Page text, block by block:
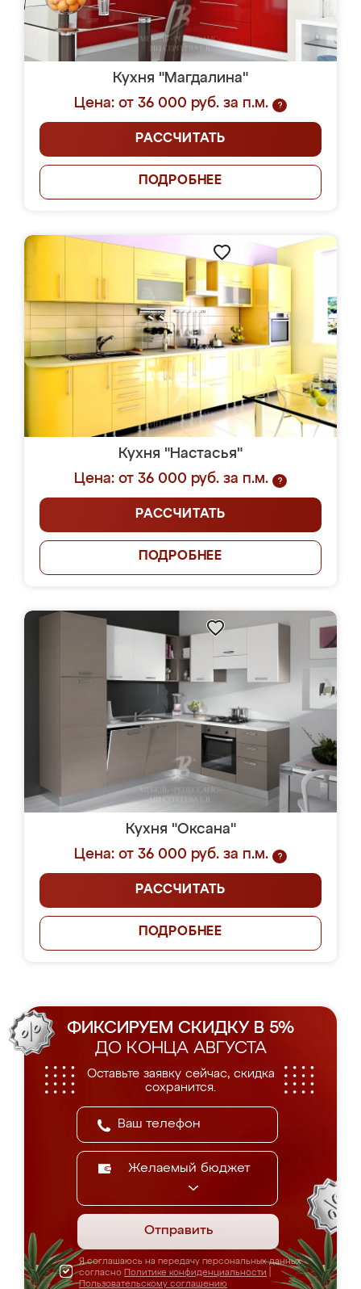
Кухня "Магдалина"
Цена: от 36 000 руб. за п.м.
?
РАССЧИТАТЬ
ПОДРОБНЕЕ
Кухня "Настасья"
Цена: от 36 000 руб. за п.м.
?
РАССЧИТАТЬ
ПОДРОБНЕЕ
Кухня "Оксана"
Цена: от 36 000 руб. за п.м.
?
РАССЧИТАТЬ
ПОДРОБНЕЕ
ФИКСИРУЕМ СКИДКУ В 5%
ДО КОНЦА АВГУСТА
Оставьте заявку сейчас, скидка
сохранится.
Желаемый бюджет
Отправить
Я соглашаюсь на передачу персональных данных
согласно Политике конфиденциальности
Пользовательскому соглашению